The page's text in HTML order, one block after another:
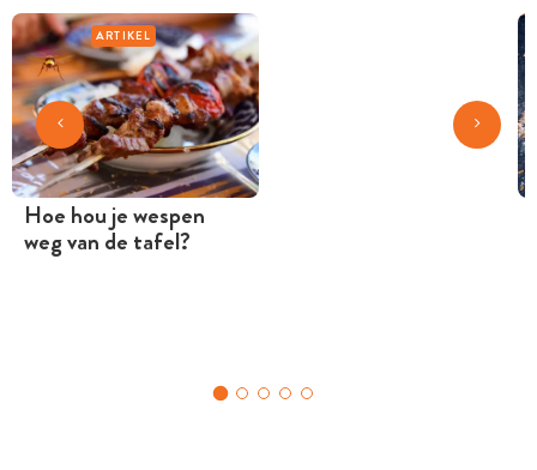
ARTIKEL
Hoe hou je wespen
weg van de tafel?